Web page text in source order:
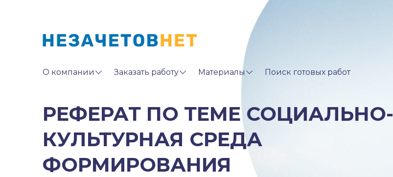
О компании Заказать работу Материалы Поиск готовых работ
РЕФЕРАТ ПО ТЕМЕ СОЦИАЛЬНО-
КУЛЬТУРНАЯ СРЕДА
ФОРМИРОВАНИЯ